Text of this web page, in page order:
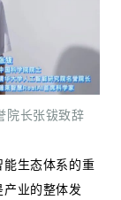
院长张钹致辞
能生态体系的重
业的整体发